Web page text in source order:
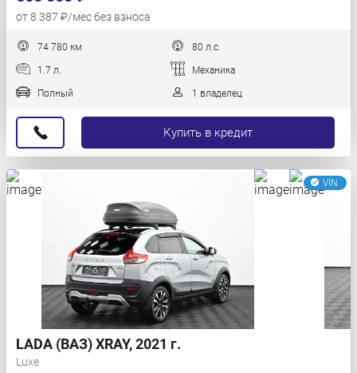
от 8 387 ₽/мес без взноса
74 780 км 80 л.с.
1.7 л. Механика
Полный 1 владелец
Купить в кредит
VIN
LADA (ВАЗ) XRAY, 2021 г.
Luxe